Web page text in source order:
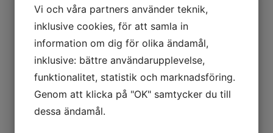
Kontakta oss
SIENNA
Mjuka, runda, omslutande former, bryter av mot de raka
Vi och våra partners använder teknik,
inklusive cookies, för att samla in
information om dig för olika ändamål,
inklusive: bättre användarupplevelse,
funktionalitet, statistik och marknadsföring.
Genom att klicka på "OK" samtycker du till
dessa ändamål.